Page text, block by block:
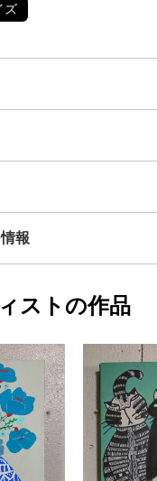
ズ
アクリル
ホワイト
・植物
週間以内
いただければ嬉しいです。
若干色味が異なる可能性
子
ローする
報
ストの作品